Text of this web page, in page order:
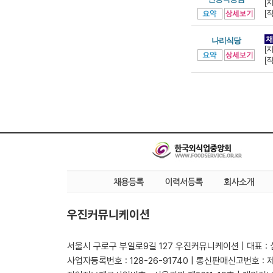
[
[
나리식당
[
[
우진커뮤니케이션
서울시 구로구 부일로9길 127 우진커뮤니케이션 | 대표 :
사업자등록번호 : 128-26-91740 | 통신판매신고번호 :